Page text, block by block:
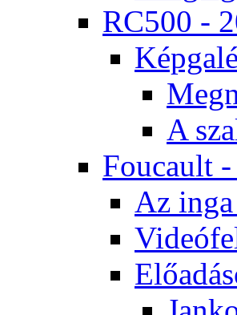
RC500 -
A
Fo­u­ca­ult
Az